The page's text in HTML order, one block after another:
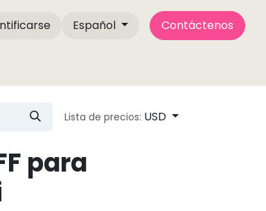
Español Contáctenos
Lista de precios: USD
para